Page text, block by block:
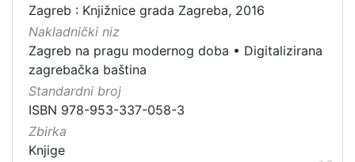
Zagreb : Knjižnice grada Zagreba, 2016
Nakladnički niz
Zagreb na pragu modernog doba • Digitalizirana
zagrebačka baština
Standardni broj
ISBN 978-953-337-058-3
Zbirka
Knjige